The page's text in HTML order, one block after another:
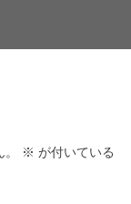
※ が付いている